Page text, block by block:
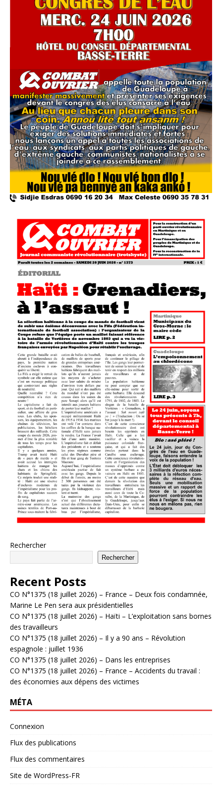
Rechercher
Rechercher
Recent Posts
CO N°1375 (18 juillet 2026) – France – Deux fois condamnée,
Marine Le Pen sera aux présidentielles
CO N°1375 (18 juillet 2026) – Haïti – L’exploitation sans bornes
des travailleurs
CO N°1375 (18 juillet 2026) – Il y a 90 ans – Révolution
espagnole : juillet 1936
CO N°1375 (18 juillet 2026) – Dans les entreprises
CO N°1375 (18 juillet 2026) – France – Accidents du travail :
des économies aux dépens des victimes
MÉTA
Connexion
Flux des publications
Flux des commentaires
Site de WordPress-FR